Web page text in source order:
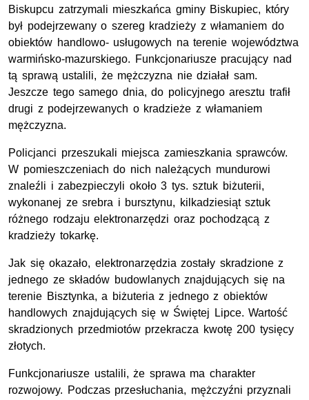
Biskupcu zatrzymali mieszkańca gminy Biskupiec, który
był podejrzewany o szereg kradzieży z włamaniem do
obiektów handlowo- usługowych na terenie województwa
warmińsko-mazurskiego. Funkcjonariusze pracujący nad
tą sprawą ustalili, że mężczyzna nie działał sam.
Jeszcze tego samego dnia, do policyjnego aresztu trafił
drugi z podejrzewanych o kradzieże z włamaniem
mężczyzna.
Policjanci przeszukali miejsca zamieszkania sprawców.
W pomieszczeniach do nich należących mundurowi
znaleźli i zabezpieczyli około 3 tys. sztuk biżuterii,
wykonanej ze srebra i bursztynu, kilkadziesiąt sztuk
różnego rodzaju elektronarzędzi oraz pochodzącą z
kradzieży tokarkę.
Jak się okazało, elektronarzędzia zostały skradzione z
jednego ze składów budowlanych znajdujących się na
terenie Bisztynka, a biżuteria z jednego z obiektów
handlowych znajdujących się w Świętej Lipce. Wartość
skradzionych przedmiotów przekracza kwotę 200 tysięcy
złotych.
Funkcjonariusze ustalili, że sprawa ma charakter
rozwojowy. Podczas przesłuchania, mężczyźni przyznali